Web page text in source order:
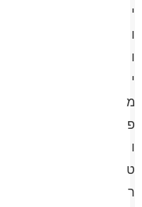
י
ו
ו
י
מ
פ
ו
ט
ר